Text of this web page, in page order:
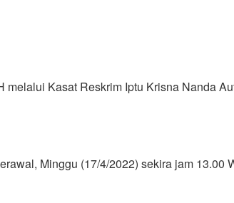
Kasat Reskrim Iptu Krisna Nanda
Minggu (17/4/2022) sekira jam